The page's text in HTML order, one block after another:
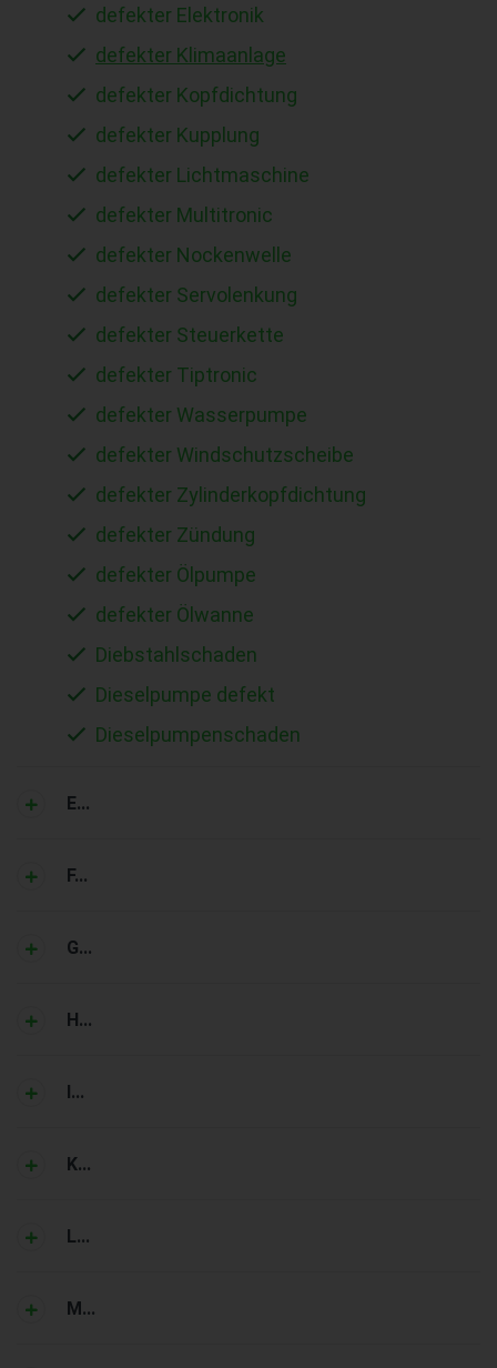
defekter Elektronik
defekter Klimaanlage
defekter Kopfdichtung
defekter Kupplung
defekter Lichtmaschine
defekter Multitronic
defekter Nockenwelle
defekter Servolenkung
defekter Steuerkette
defekter Tiptronic
defekter Wasserpumpe
defekter Windschutzscheibe
defekter Zylinderkopfdichtung
defekter Zündung
defekter Ölpumpe
defekter Ölwanne
Diebstahlschaden
Dieselpumpe defekt
Dieselpumpenschaden
E...
F...
G...
H...
I...
K...
L...
M...